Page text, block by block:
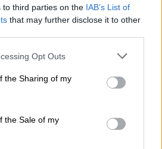
to third parties on the IAB’s List of
that may further disclose it to other
app uses one or more Google
usage behaviour. You may click to
Google and its third-party tags to
specified purposes in below Google
Opt Outs
the Sharing of my
the Sale of my